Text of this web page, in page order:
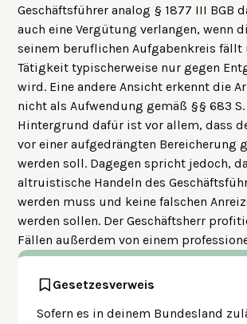
Geschäftsführer analog § 1877 III BGB
auch eine Vergütung verlangen, wenn
seinem beruflichen Aufgabenkreis fällt
Tätigkeit typischerweise nur gegen
wird. Eine andere Ansicht erkennt die
nicht als Aufwendung gemäß §§ 683 S.
Hintergrund dafür ist vor allem, dass
vor einer aufgedrängten Bereicherung
werden soll. Dagegen spricht jedoch,
altruistische Handeln des
werden muss und keine falschen
werden sollen. Der Geschäftsherr
Fällen außerdem von einem
Gesetzesverweis
Sofern es in deinem Bundesland